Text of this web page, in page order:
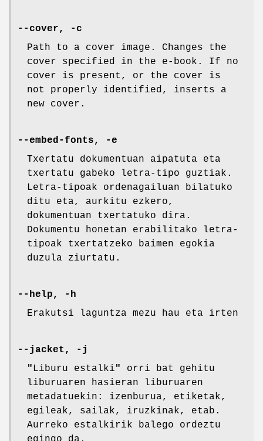
--cover, -c
Path to a cover image. Changes the
cover specified in the e-book. If no
cover is present, or the cover is
not properly identified, inserts a
new cover.
--embed-fonts, -e
Txertatu dokumentuan aipatuta eta
txertatu gabeko letra-tipo guztiak.
Letra-tipoak ordenagailuan bilatuko
ditu eta, aurkitu ezkero,
dokumentuan txertatuko dira.
Dokumentu honetan erabilitako letra-
tipoak txertatzeko baimen egokia
duzula ziurtatu.
--help, -h
Erakutsi laguntza mezu hau eta irten
--jacket, -j
"Liburu estalki"
orri bat gehitu
liburuaren hasieran liburuaren
metadatuekin: izenburua, etiketak,
egileak, sailak, iruzkinak, etab.
Aurreko estalkirik balego ordeztu